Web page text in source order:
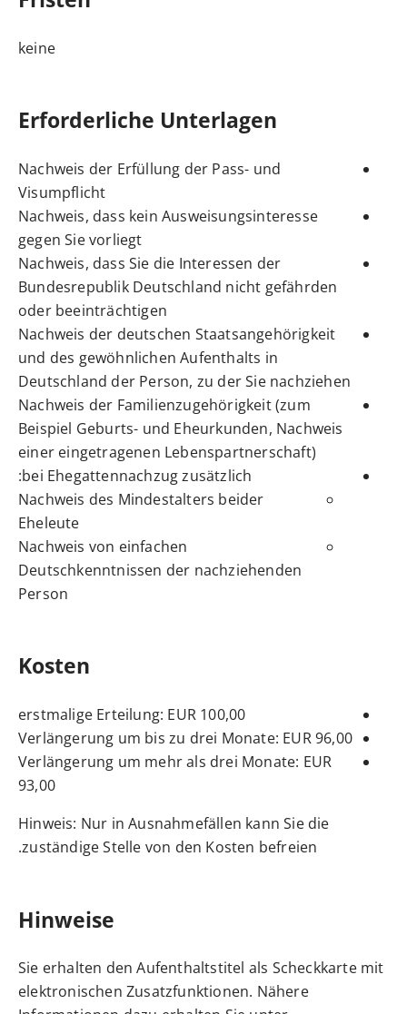
keine
Erforderliche Unterlagen
Nachweis der Erfüllung der Pass- und
Visumpflicht
Nachweis, dass kein Ausweisungsinteresse
gegen Sie vorliegt
Nachweis, dass Sie die Interessen der
Bundesrepublik Deutschland nicht gefährden
oder beeinträchtigen
Nachweis der deutschen Staatsangehörigkeit
und des gewöhnlichen Aufenthalts in
Deutschland der Person, zu der Sie nachziehen
Nachweis der Familienzugehörigkeit (zum
Beispiel Geburts- und Eheurkunden, Nachweis
einer eingetragenen Lebenspartnerschaft)
bei Ehegattennachzug zusätzlich:
Nachweis des Mindestalters beider
Eheleute
Nachweis von einfachen
Deutschkenntnissen der nachziehenden
Person
Kosten
erstmalige Erteilung: EUR 100,00
Verlängerung um bis zu drei Monate: EUR 96,00
Verlängerung um mehr als drei Monate: EUR
93,00
Hinweis: Nur in Ausnahmefällen kann Sie die
zuständige Stelle von den Kosten befreien.
Hinweise
Sie erhalten den Aufenthaltstitel als Scheckkarte mit
elektronischen Zusatzfunktionen. Nähere